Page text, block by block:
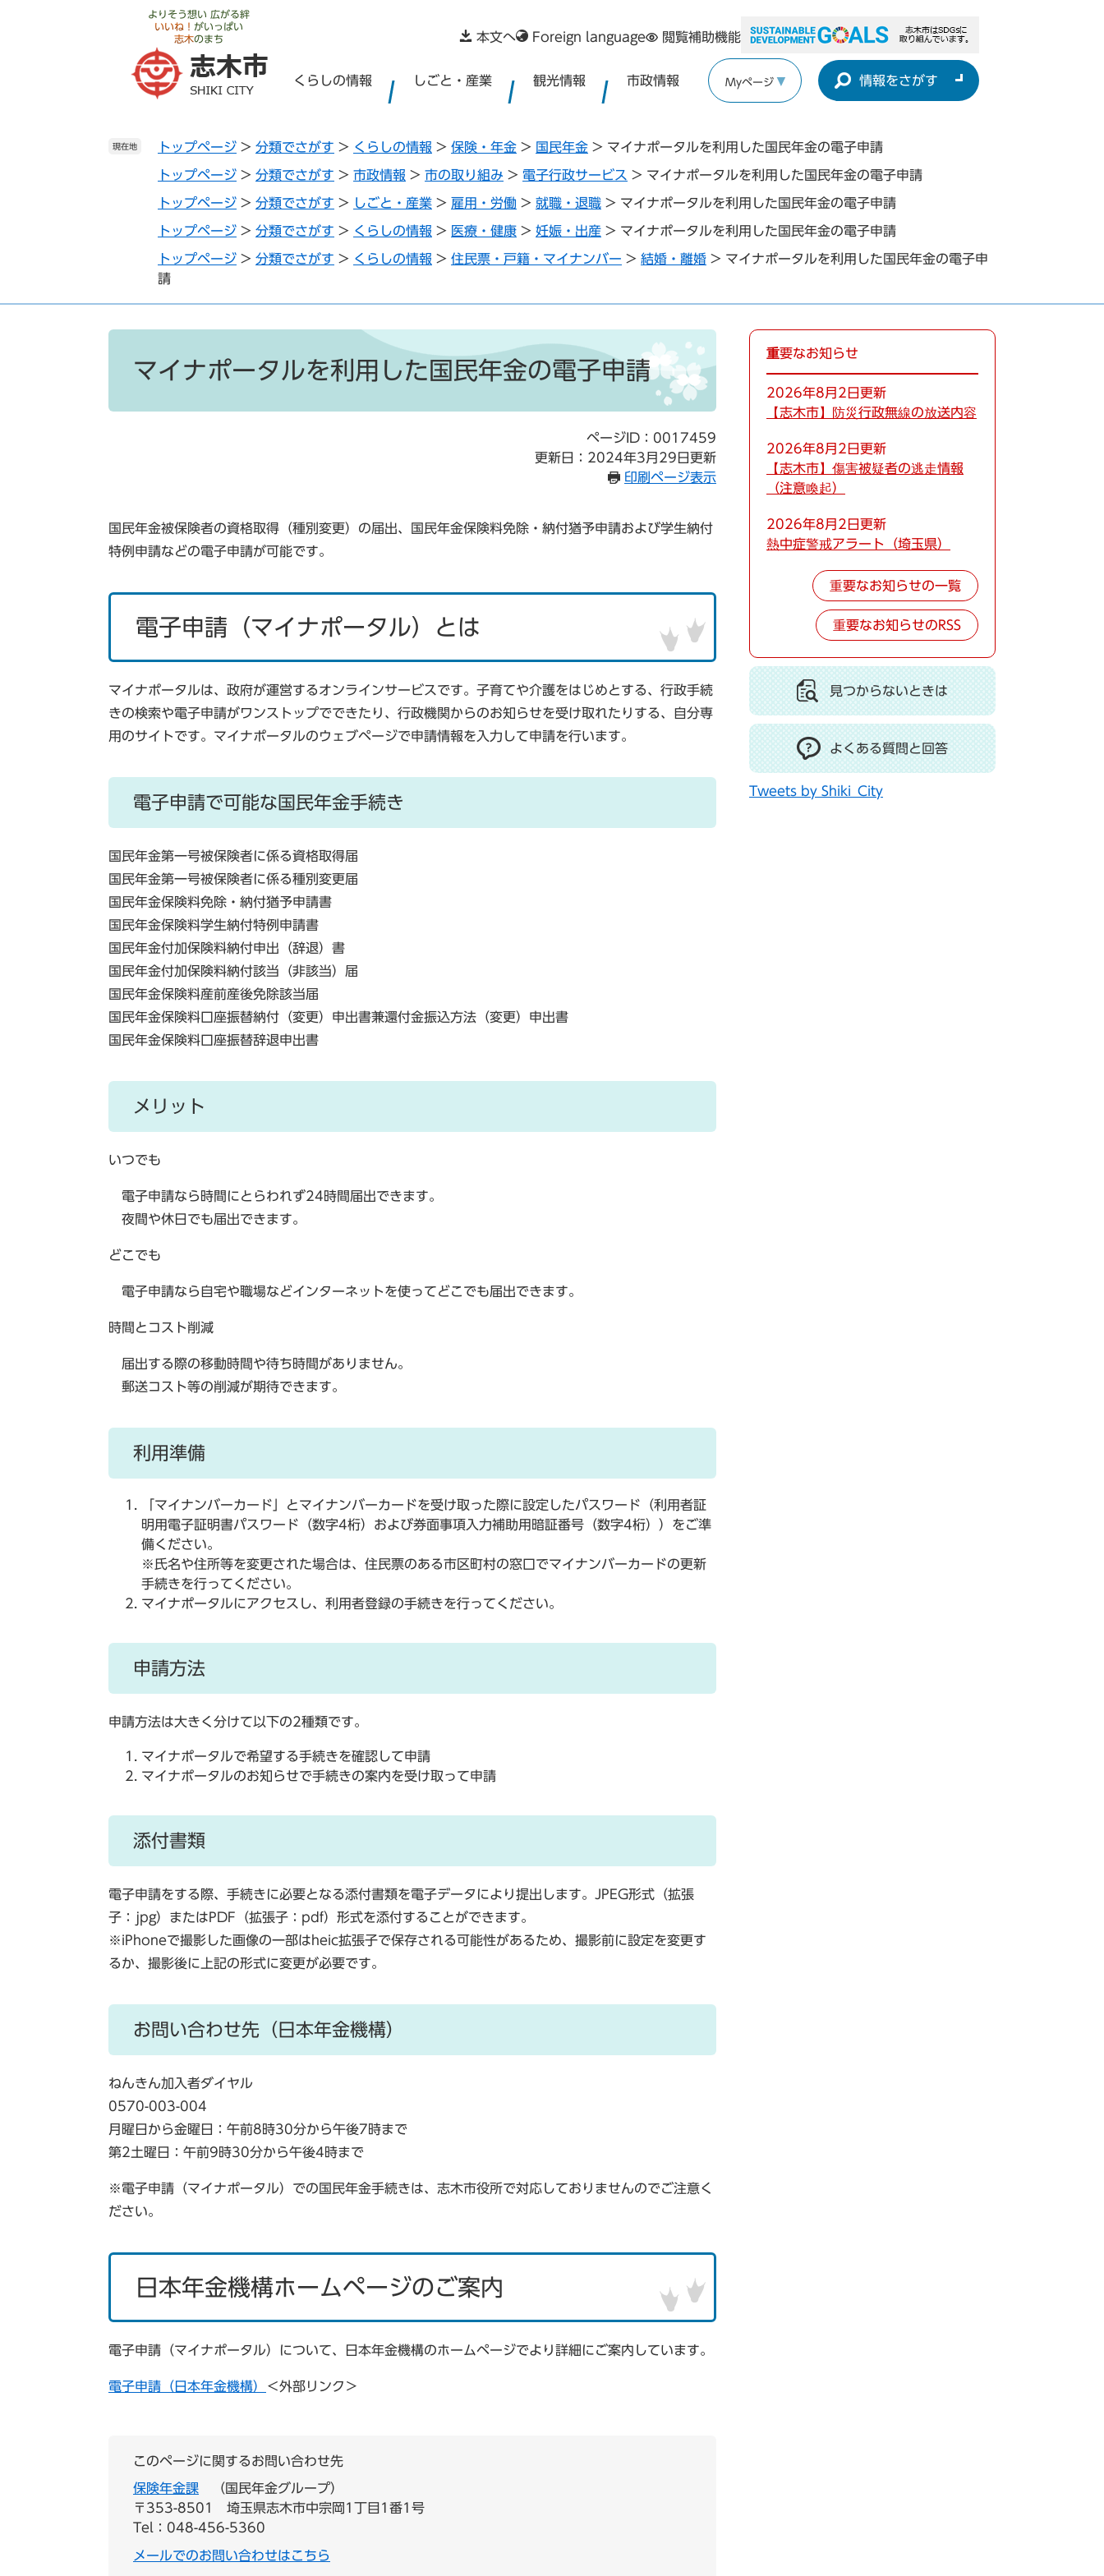
よりそう想い 広がる絆
いいね！ がいっぱい
志木のまち 本文へ Foreign language 閲覧補助機能
くらしの情報 しごと・産業 観光情報 市政情報 Myページ 情報をさがす
現在地 トップページ > 分類でさがす > くらしの情報 > 保険・年金 > 国民年金 > マイナポータルを利用した国民年金の電子申請
トップページ > 分類でさがす > 市政情報 > 市の取り組み > 電子行政サービス > マイナポータルを利用した国民年金の電子申請
トップページ > 分類でさがす > しごと・産業 > 雇用・労働 > 就職・退職 > マイナポータルを利用した国民年金の電子申請
トップページ > 分類でさがす > くらしの情報 > 医療・健康 > 妊娠・出産 > マイナポータルを利用した国民年金の電子申請
トップページ > 分類でさがす > くらしの情報 > 住民票・戸籍・マイナンバー > 結婚・離婚 > マイナポータルを利用した国民年金の電子申
請
マイナポータルを利用した国民年金の電子申請
ページID：0017459
更新日：2024年3月29日更新
印刷ページ表示
国民年金被保険者の資格取得（種別変更）の届出、国民年金保険料免除・納付猶予申請および学生納付
特例申請などの電子申請が可能です。
電子申請（マイナポータル）とは
マイナポータルは、政府が運営するオンラインサービスです。子育てや介護をはじめとする、行政手続
きの検索や電子申請がワンストップでできたり、行政機関からのお知らせを受け取れたりする、自分専
用のサイトです。マイナポータルのウェブページで申請情報を入力して申請を行います。
電子申請で可能な国民年金手続き
国民年金第一号被保険者に係る資格取得届
国民年金第一号被保険者に係る種別変更届
国民年金保険料免除・納付猶予申請書
国民年金保険料学生納付特例申請書
国民年金付加保険料納付申出（辞退）書
国民年金付加保険料納付該当（非該当）届
国民年金保険料産前産後免除該当届
国民年金保険料口座振替納付（変更）申出書兼還付金振込方法（変更）申出書
国民年金保険料口座振替辞退申出書
メリット
いつでも
電子申請なら時間にとらわれず24時間届出できます。
夜間や休日でも届出できます。
どこでも
電子申請なら自宅や職場などインターネットを使ってどこでも届出できます。
時間とコスト削減
届出する際の移動時間や待ち時間がありません。
郵送コスト等の削減が期待できます。
利用準備
「マイナンバーカード」とマイナンバーカードを受け取った際に設定したパスワード（利用者証
明用電子証明書パスワード（数字4桁）および券面事項入力補助用暗証番号（数字4桁））をご準
備ください。
※氏名や住所等を変更された場合は、住民票のある市区町村の窓口でマイナンバーカードの更新
手続きを行ってください。
マイナポータルにアクセスし、利用者登録の手続きを行ってください。
申請方法
申請方法は大きく分けて以下の2種類です。
マイナポータルで希望する手続きを確認して申請
マイナポータルのお知らせで手続きの案内を受け取って申請
添付書類
電子申請をする際、手続きに必要となる添付書類を電子データにより提出します。JPEG形式（拡張
子：jpg）またはPDF（拡張子：pdf）形式を添付することができます。
※iPhoneで撮影した画像の一部はheic拡張子で保存される可能性があるため、撮影前に設定を変更す
るか、撮影後に上記の形式に変更が必要です。
お問い合わせ先（日本年金機構）
ねんきん加入者ダイヤル
0570-003-004
月曜日から金曜日：午前8時30分から午後7時まで
第2土曜日：午前9時30分から午後4時まで
※電子申請（マイナポータル）での国民年金手続きは、志木市役所で対応しておりませんのでご注意く
ださい。
日本年金機構ホームページのご案内
電子申請（マイナポータル）について、日本年金機構のホームページでより詳細にご案内しています。
電子申請（日本年金機構） ＜外部リンク＞
このページに関するお問い合わせ先
保険年金課
国民年金グループ
〒353-8501
埼玉県志木市中宗岡1丁目1番1号
Tel：048-456-5360
メールでのお問い合わせはこちら
重要なお知らせ
2026年8月2日更新
【志木市】防災行政無線の放送内容
2026年8月2日更新
【志木市】傷害被疑者の逃走情報
（注意喚起）
2026年8月2日更新
熱中症警戒アラート（埼玉県）
重要なお知らせの一覧
重要なお知らせのRSS
見つからないときは
よくある質問と回答
Tweets by Shiki_City